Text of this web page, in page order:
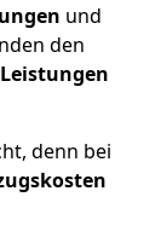
und
den
denn bei